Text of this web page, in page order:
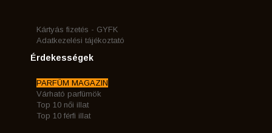
Kártyás fizetés - GYFK
Adatkezelési tájékoztató
Érdekességek
PARFÜM MAGAZIN
Várható parfümök
Top 10 női illat
Top 10 férfi illat